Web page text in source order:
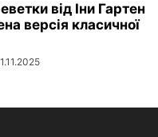
від Іни Гартен
​​версія класичної